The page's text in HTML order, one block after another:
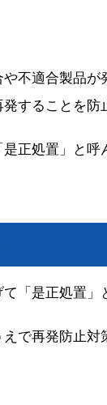
不適合製品
することを防
正処置」と呼
「是正処置」
で再発防止